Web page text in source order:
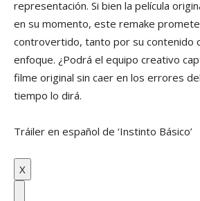
representación. Si bien la película
en su momento, este remake
controvertido, tanto por su contenido
enfoque. ¿Podrá el equipo creativo
filme original sin caer en los errores
tiempo lo dirá.
Tráiler en español de ‘Instinto Básico’
X